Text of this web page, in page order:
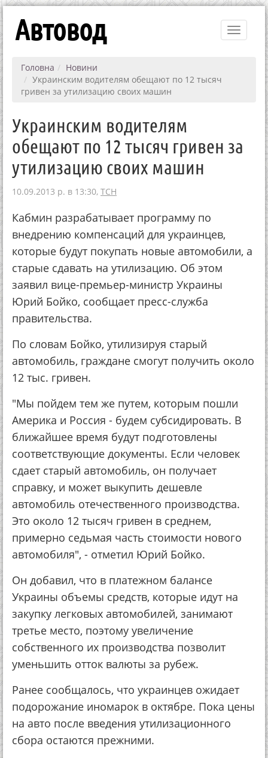
Toggle
Автовод
Головна
Новини
Украинским водителям обещают по 12 тысяч
гривен за утилизацию своих машин
Украинским водителям
обещают по 12 тысяч гривен за
утилизацию своих машин
10.09.2013 р. в 13:30, ТСН
Кабмин разрабатывает программу по
внедрению компенсаций для украинцев,
которые будут покупать новые автомобили, а
старые сдавать на утилизацию. Об этом
заявил вице-премьер-министр Украины
Юрий Бойко, сообщает пресс-служба
правительства.
По словам Бойко, утилизируя старый
автомобиль, граждане смогут получить около
12 тыс. гривен.
"Мы пойдем тем же путем, которым пошли
Америка и Россия - будем субсидировать. В
ближайшее время будут подготовлены
соответствующие документы. Если человек
сдает старый автомобиль, он получает
справку, и может выкупить дешевле
автомобиль отечественного производства.
Это около 12 тысяч гривен в среднем,
примерно седьмая часть стоимости нового
автомобиля", - отметил Юрий Бойко.
Он добавил, что в платежном балансе
Украины объемы средств, которые идут на
закупку легковых автомобилей, занимают
третье место, поэтому увеличение
собственного их производства позволит
уменьшить отток валюты за рубеж.
Ранее сообщалось, что украинцев ожидает
подорожание иномарок в октябре. Пока цены
на авто после введения утилизационного
сбора остаются прежними.